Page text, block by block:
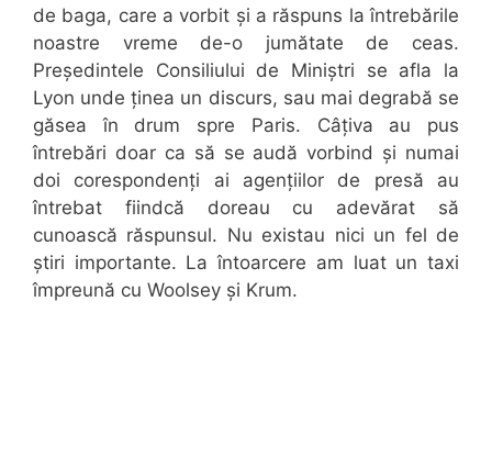
de baga, care a vorbit și a răspuns la întrebările
noastre vreme de-o jumătate de ceas.
Președintele Consiliului de Miniștri se afla la
Lyon unde ținea un discurs, sau mai degrabă se
găsea în drum spre Paris. Câțiva au pus
întrebări doar ca să se audă vorbind și numai
doi corespondenți ai agențiilor de presă au
întrebat fiindcă doreau cu adevărat să
cunoască răspunsul. Nu existau nici un fel de
știri importante. La întoarcere am luat un taxi
împreună cu Woolsey și Krum.